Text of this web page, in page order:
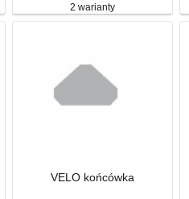
2 warianty
VELO końcówka